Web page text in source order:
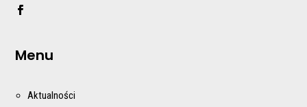
Menu
Aktualności